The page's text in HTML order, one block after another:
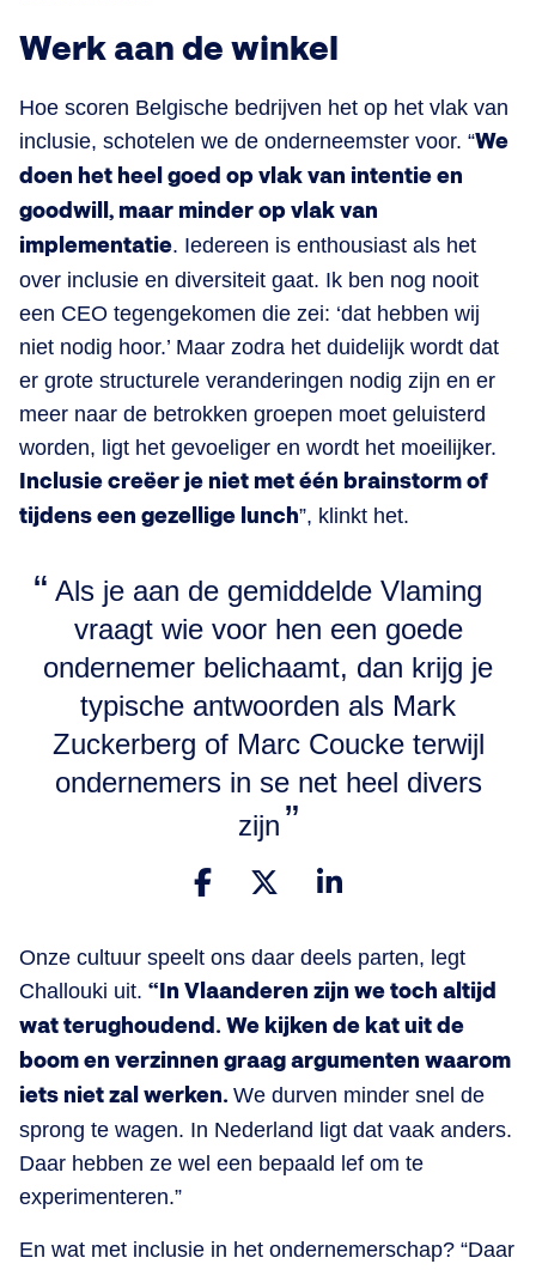
Werk aan de winkel
Hoe scoren Belgische bedrijven het op het vlak van
inclusie, schotelen we de onderneemster voor. “We
doen het heel goed op vlak van intentie en
goodwill, maar minder op vlak van
implementatie. Iedereen is enthousiast als het
over inclusie en diversiteit gaat. Ik ben nog nooit
een CEO tegengekomen die zei: ‘dat hebben wij
niet nodig hoor.’ Maar zodra het duidelijk wordt dat
er grote structurele veranderingen nodig zijn en er
meer naar de betrokken groepen moet geluisterd
worden, ligt het gevoeliger en wordt het moeilijker.
Inclusie creëer je niet met één brainstorm of
tijdens een gezellige lunch”, klinkt het.
Als je aan de gemiddelde Vlaming
vraagt wie voor hen een goede
ondernemer belichaamt, dan krijg je
typische antwoorden als Mark
Zuckerberg of Marc Coucke terwijl
ondernemers in se net heel divers
zijn
Onze cultuur speelt ons daar deels parten, legt
Challouki uit. “In Vlaanderen zijn we toch altijd
wat terughoudend. We kijken de kat uit de
boom en verzinnen graag argumenten waarom
iets niet zal werken. We durven minder snel de
sprong te wagen. In Nederland ligt dat vaak anders.
Daar hebben ze wel een bepaald lef om te
experimenteren.”
En wat met inclusie in het ondernemerschap? “Daar